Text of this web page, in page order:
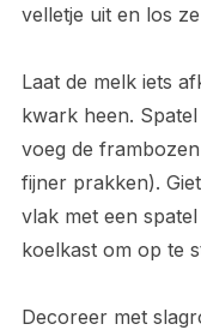
velletje uit en los
Laat de melk iets
kwark heen.
voeg de
fijner prakken).
vlak met een
koelkast om op te
Decoreer met